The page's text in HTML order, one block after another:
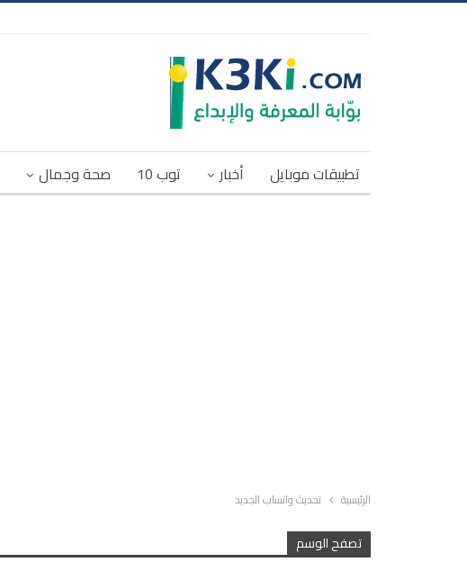
تطبيقات موبايل أخبار توب 10 صحة وجمال
الرئيسية تحديث واتساب الجديد
تصفح الوسم